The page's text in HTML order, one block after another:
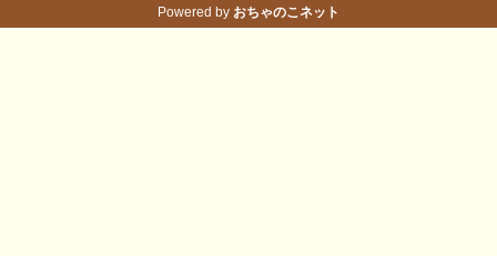
Powered by おちゃのこネット